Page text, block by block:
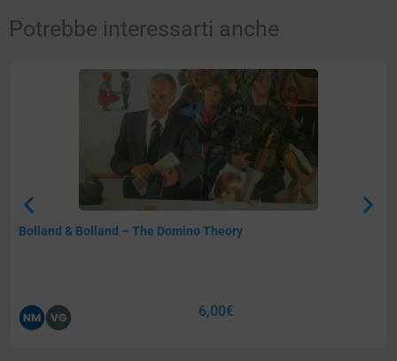
Potrebbe interessarti anche
Bolland & Bolland – The Domino Theory
6,00€